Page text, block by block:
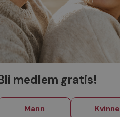
medlem gratis!
Mann Kvinne